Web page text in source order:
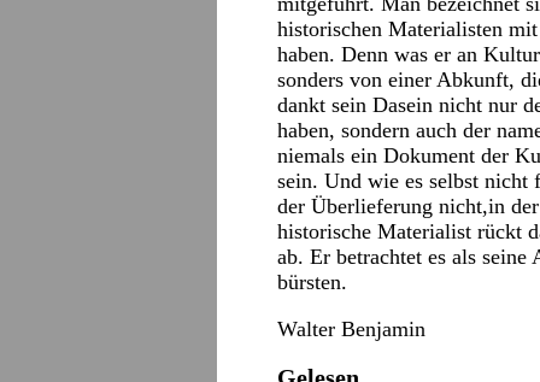
historischen Materialisten
haben. Denn was er an
sonders von einer Abkunft,
dankt sein Dasein nicht nur
haben, sondern auch der
niemals ein Dokument der
sein. Und wie es selbst nicht
der Überlieferung nicht,in
historische Materialist rückt
ab. Er betrachtet es als seine
bürsten.
Walter Benjamin